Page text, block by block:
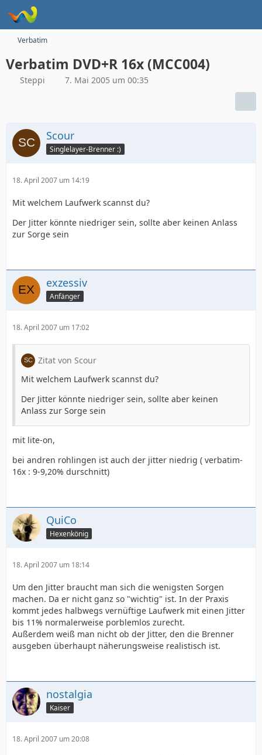
Verbatim
Verbatim DVD+R 16x (MCC004)
Steppi 7. Mai 2005 um 00:35
Scour
Singlelayer-Brenner :)
18. April 2007 um 14:19
Mit welchem Laufwerk scannst du?
Der Jitter könnte niedriger sein, sollte aber keinen Anlass
zur Sorge sein
exzessiv
Anfänger
18. April 2007 um 17:02
Zitat von Scour
Mit welchem Laufwerk scannst du?
Der Jitter könnte niedriger sein, sollte aber keinen
Anlass zur Sorge sein
mit lite-on,
bei andren rohlingen ist auch der jitter niedrig ( verbatim-
16x : 9-9,20% durschnitt)
QuiCo
Hexenkönig
18. April 2007 um 18:14
Um den Jitter braucht man sich die wenigsten Sorgen
machen. Da er nicht ganz so "wichtig" ist. In der Praxis
kommt jedes halbwegs vernüftige Laufwerk mit einen Jitter
bis 11% normalerweise porblemlos zurecht.
Außerdem weiß man nicht ob der Jitter, den die Brenner
ausgeben überhaupt näherungsweise realistisch ist.
nostalgia
Kaiser
18. April 2007 um 20:08